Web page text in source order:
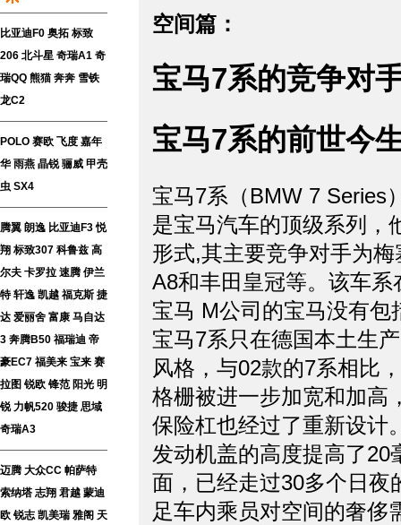
比亚迪F0 奥拓 标致
206 北斗星 奇瑞A1 奇
瑞QQ 熊猫 奔奔 雪铁
龙C2
POLO 赛欧 飞度 嘉年
华 雨燕 晶锐 骊威 甲壳
虫 SX4
腾翼 朗逸 比亚迪F3 悦
翔 标致307 科鲁兹 高
尔夫 卡罗拉 速腾 伊兰
特 轩逸 凯越 福克斯 捷
达 爱丽舍 富康 马自达
3 奔腾B50 福瑞迪 帝
豪EC7 福美来 宝来 赛
拉图 锐欧 锋范 阳光 明
锐 力帆520 骏捷 思域
奇瑞A3
迈腾 大众CC 帕萨特
索纳塔 志翔 君越 蒙迪
欧 锐志 凯美瑞 雅阁 天
空间篇：
宝马7系的竞争对
宝马7系的前世今
宝马7系（BMW 7 Series
是宝马汽车的顶级系列，
形式,其主要竞争对手为
A8和丰田皇冠等。该车
宝马 M公司的宝马没有
宝马7系只在德国本土生
风格，与02款的7系相比
格栅被进一步加宽和加高
保险杠也经过了重新设计
发动机盖的高度提高了
面，已经走过30多个日夜
足车内乘员对空间的奢侈